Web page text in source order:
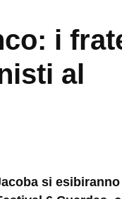
i
al
si esibiranno